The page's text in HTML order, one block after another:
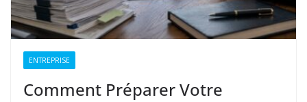
ENTREPRISE
Comment Préparer Votre